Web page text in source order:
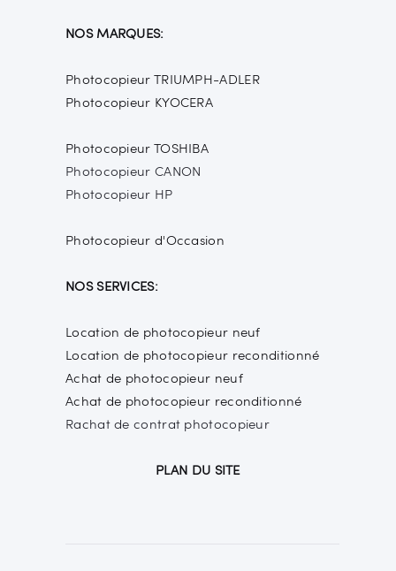
NOS MARQUES:
Photocopieur TRIUMPH-ADLER
Photocopieur KYOCERA
Photocopieur TOSHIBA
Photocopieur CANON
Photocopieur HP
Photocopieur d'Occasion
NOS SERVICES:
Location de photocopieur neuf
Location de photocopieur reconditionné
Achat de photocopieur neuf
Achat de photocopieur reconditionné
Rachat de contrat photocopieur
PLAN DU SITE